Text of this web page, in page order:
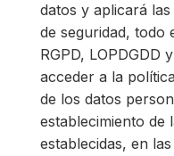
datos y aplicará
de seguridad, todo
RGPD, LOPDGDD
acceder a la
de los datos
establecimiento de
establecidas, en